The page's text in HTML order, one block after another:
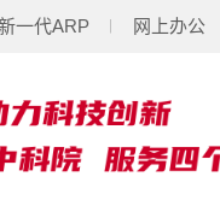
一代ARP 网上办公